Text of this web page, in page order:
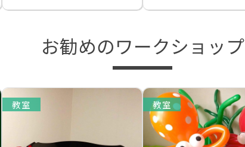
お勧めのワークショップ
教室 教室